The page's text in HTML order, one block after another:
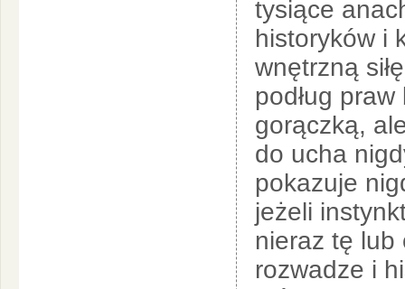
tysiące
historyków i
wnętrzną
podług
gorączką,
do ucha
pokazuje
jeżeli
nieraz tę lub
rozwadze i